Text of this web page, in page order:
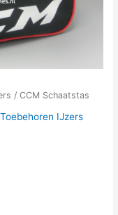
/ CCM Schaatstas
Toebehoren IJzers